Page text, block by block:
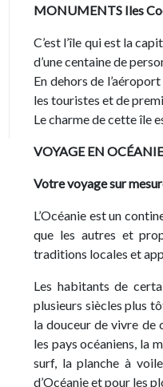
MONUMENTS Iles
C’est l’île qui est la
d’une centaine de
En dehors de
les touristes et de
Le charme de cette île
VOYAGE EN OCÉANIE
Votre voyage sur
L’Océanie est un
que les autres et
traditions locales et
Les habitants de
plusieurs siècles plus
la douceur de vivre de
les pays océaniens, la
surf, la planche à
d’Océanie et pour les